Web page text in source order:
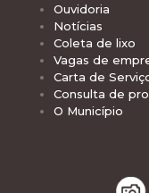
Ouvidoria
Notícias
Coleta de lixo
Vagas de
Carta de
Consulta de
O Município